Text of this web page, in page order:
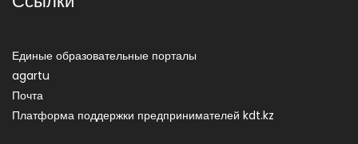
Единые образовательные порталы
agartu
Почта
Платформа поддержки предпринимателей kdt.kz